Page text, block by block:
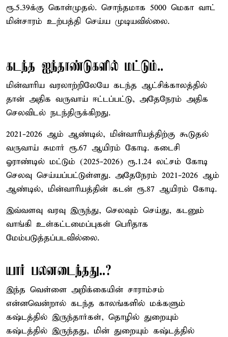
ரூ.5.39க்கு கொள்முதல். சொந்தமாக 5000 மெகா வாட்
மின்சாரம் உற்பத்தி செய்ய முடியவில்லை.
கடந்த ஐந்தாண்டுகளில் மட்டும்..
மின்வாரிய வரலாற்றிலேயே கடந்த ஆட்சிக்காலத்தில்
தான் அதிக வருவாய் ஈட்டப்பட்டு, அதேநேரம் அதிக
செலவிடல் நடந்திருக்கிறது.
2021-2026 ஆம் ஆண்டில், மின்வாரியத்திற்கு கூடுதல்
வருவாய் சுமார் ரூ.67 ஆயிரம் கோடி. கடைசி
ஓராண்டில் மட்டும் (2025-2026) ரூ.1.24 லட்சம் கோடி
செலவு செய்யப்பட்டுள்ளது. அதேநேரம் 2021-2026 ஆம்
ஆண்டில், மின்வாரியத்தின் கடன் ரூ.87 ஆயிரம் கோடி.
இவ்வளவு வரவு இருந்து, செலவும் செய்து, கடனும்
வாங்கி உள்கட்டமைப்புகள் பெரிதாக
மேம்படுத்தப்படவில்லை.
யார் பலனடைந்தது..?
இந்த வெள்ளை அறிக்கையின் சாராம்சம்
என்னவென்றால் கடந்த காலங்களில் மக்களும்
கஷ்டத்தில் இருந்தார்கள், தொழில் துறையும்
கஷ்டத்தில் இருந்தது, மின் துறையும் கஷ்டத்தில்